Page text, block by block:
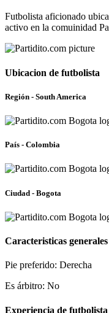
Futbolista aficionado
activo en la comuinidad
Ubicacion de futbolista
Región - South America
País - Colombia
Ciudad - Bogota
Caracteristicas generales
Pie preferido: Derecha
Es árbitro: No
Experiencia de futbolista